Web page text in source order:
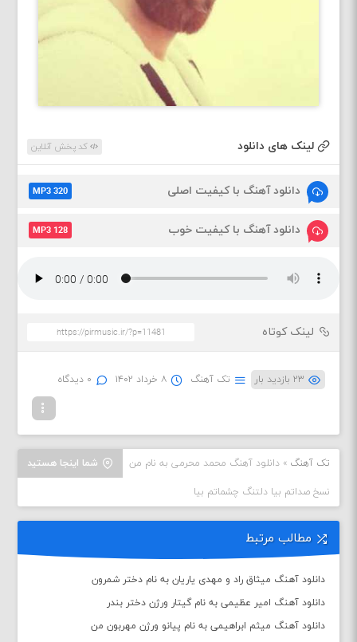
لینک های دانلود کد پخش آنلاین
دانلود آهنگ با کیفیت اصلی MP3 320
دانلود آهنگ با کیفیت خوب MP3 128
لینک کوتاه
۲۳ بازدید بار تک آهنگ ۸ خرداد ۱۴۰۲ ۰ دیدگاه
شما اینجا هستید تک آهنگ »دانلود آهنگ محمد محرمی به نام من
نسخ صداتم بیا دلتنگ چشماتم بیا
مطالب مرتبط
دانلود آهنگ میثاق راد و مهدی یاریان به نام دختر شمرون
دانلود آهنگ امیر عظیمی به نام گیتار ورژن دختر بندر
دانلود آهنگ میثم ابراهیمی به نام پیانو ورژن مهربون من